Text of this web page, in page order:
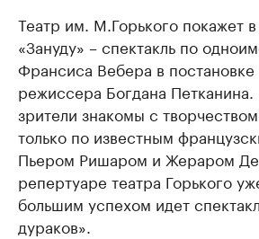
Театр им. М.Горького покажет
«Зануду» – спектакль по
Франсиса Вебера в постановке
режиссера Богдана Петканина.
зрители знакомы с
только по известным
Пьером Ришаром и Жераром
репертуаре театра Горького
большим успехом идет
дураков».